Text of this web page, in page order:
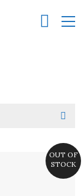
OUT OF
STOCK